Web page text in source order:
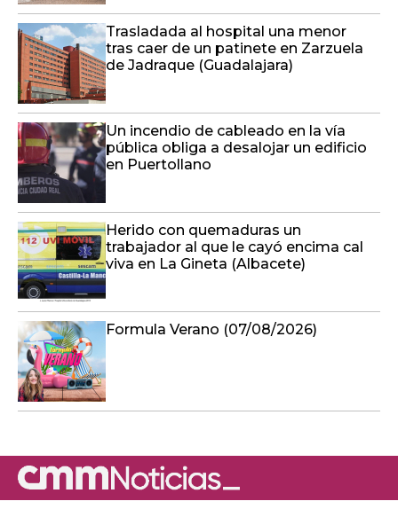
Trasladada al hospital una menor
tras caer de un patinete en Zarzuela
de Jadraque (Guadalajara)
Un incendio de cableado en la vía
pública obliga a desalojar un edificio
en Puertollano
Herido con quemaduras un
trabajador al que le cayó encima cal
viva en La Gineta (Albacete)
Formula Verano (07/08/2026)